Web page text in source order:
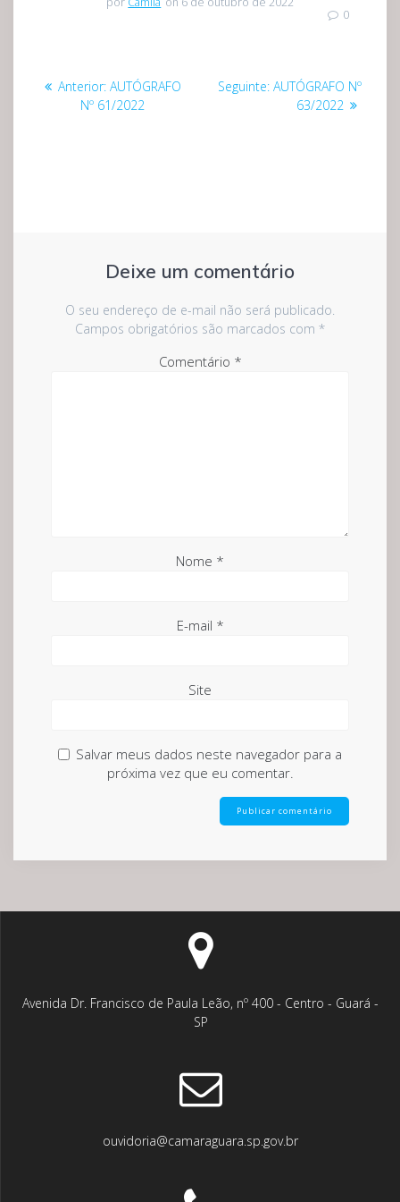
0
Navegação
Anterior: Post
anterior:
AUTÓGRAFO
Nº 61/2022
Seguinte: Post
seguinte:
AUTÓGRAFO Nº
63/2022
Deixe um comentário
O seu endereço de e-mail não será publicado.
Campos obrigatórios são marcados com *
Comentário *
Nome *
E-mail *
Site
Salvar meus dados neste navegador para a
próxima vez que eu comentar.
Avenida Dr. Francisco de Paula Leão, nº 400 - Centro - Guará -
SP
ouvidoria@camaraguara.sp.gov.br